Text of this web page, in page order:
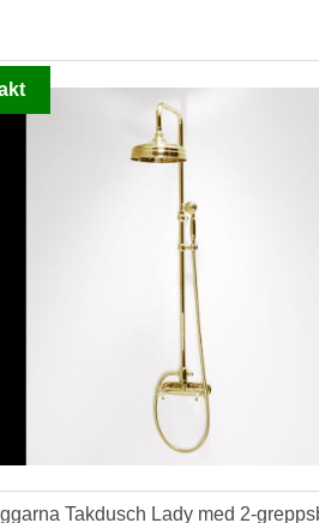
Takdusch Lady med 2-